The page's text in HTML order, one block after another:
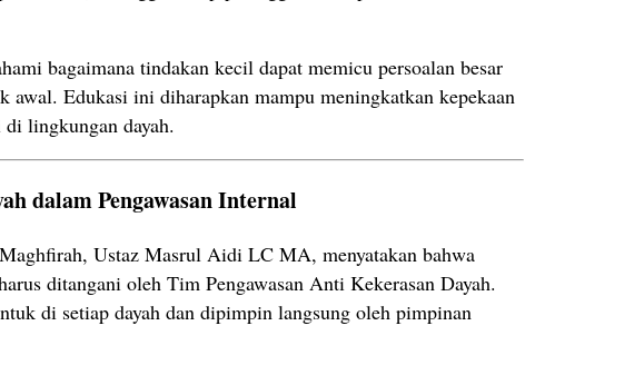
bagaimana tindakan kecil dapat memicu persoalan besar
awal. Edukasi ini diharapkan mampu meningkatkan kepekaan
lingkungan dayah.
dalam Pengawasan Internal
Ustaz Masrul Aidi LC MA, menyatakan bahwa
ditangani oleh Tim Pengawasan Anti Kekerasan Dayah.
di setiap dayah dan dipimpin langsung oleh pimpinan